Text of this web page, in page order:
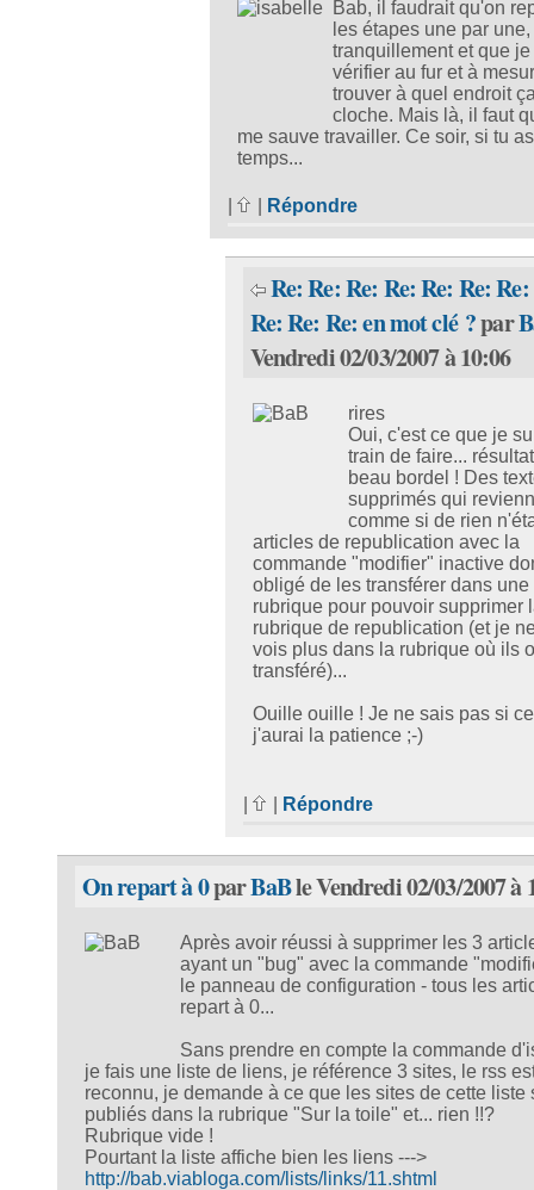
Bab, il faudrait qu'on
les étapes une par une,
tranquillement et que
vérifier au fur et à
trouver à quel endroit
cloche. Mais là, il faut
me sauve travailler. Ce soir, si tu
temps...
Répondre
Re: Re: Re: Re: Re: Re:
Re: Re: Re: en mot clé ?par
Vendredi 02/03/2007 à 10:06
rires
Oui, c'est ce que je
train de faire...
beau bordel ! Des
supprimés qui
comme si de rien
articles de republication avec la
commande "modifier" inactive
obligé de les transférer dans une
rubrique pour pouvoir supprimer
rubrique de republication (et je
vois plus dans la rubrique où ils
transféré)...
Ouille ouille ! Je ne sais pas si
j'aurai la patience ;-)
Répondre
On repart à 0parBaBle Vendredi 02/03/2007 à
Après avoir réussi à supprimer les 3
ayant un "bug" avec la commande
le panneau de configuration - tous les
repart à 0...
Sans prendre en compte la commande
je fais une liste de liens, je référence 3 sites, le rss
reconnu, je demande à ce que les sites de cette liste
publiés dans la rubrique "Sur la toile" et... rien !!?
Rubrique vide !
Pourtant la liste affiche bien les liens --->
http://bab.viabloga.com/lists/links/11.shtml